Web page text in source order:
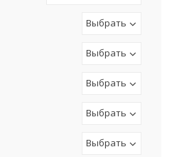
Выбрать
Выбрать
Выбрать
Выбрать
Выбрать